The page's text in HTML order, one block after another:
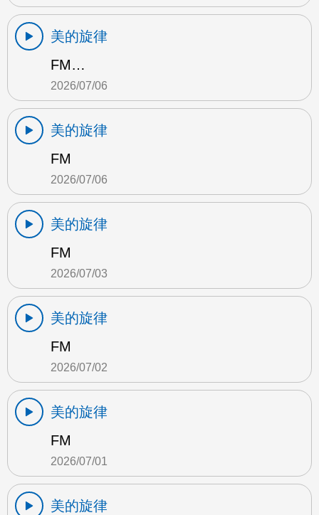
美的旋律
FM…
2026/07/06
美的旋律
FM
2026/07/06
美的旋律
FM
2026/07/03
美的旋律
FM
2026/07/02
美的旋律
FM
2026/07/01
美的旋律